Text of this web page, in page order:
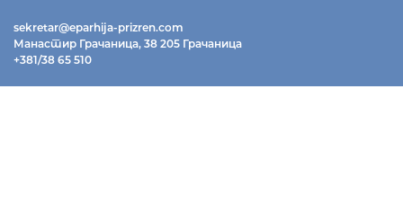
sekretar@eparhija-prizren.com
Манастир Грачаница, 38 205 Грачаница
+381/38 65 510